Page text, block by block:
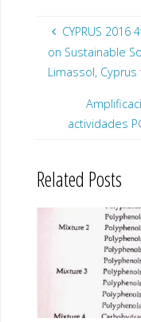
CYPRUS
on Sustainable
Limassol,
actividades
Related Posts